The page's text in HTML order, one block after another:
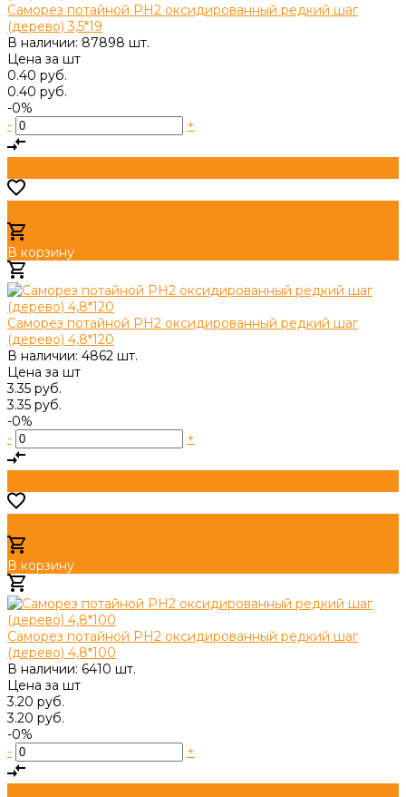
Саморез потайной PH2 оксидированный редкий шаг
(дерево) 3,5*19
В наличии: 87898 шт.
Цена за шт
0.40 руб.
0.40 руб.
-0%
-
+
В корзину
Саморез потайной PH2 оксидированный редкий шаг
(дерево) 4,8*120
В наличии: 4862 шт.
Цена за шт
3.35 руб.
3.35 руб.
-0%
-
+
В корзину
Саморез потайной PH2 оксидированный редкий шаг
(дерево) 4,8*100
В наличии: 6410 шт.
Цена за шт
3.20 руб.
3.20 руб.
-0%
-
+